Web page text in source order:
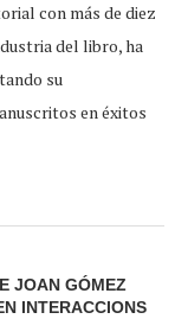
con más de diez
del libro, ha
su
en éxitos
JOAN GÓMEZ
INTERACCIONS